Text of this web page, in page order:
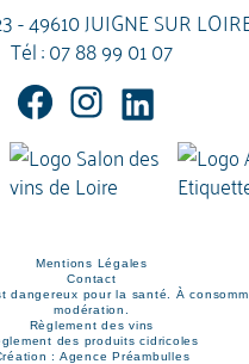
- 49610 JUIGNE SUR
Tél :07 88 99 01 07
Mentions Légales
Contact
dangereux pour la santé. À
modération.
Règlement des vins
des produits cidricoles
: Agence Préambulles